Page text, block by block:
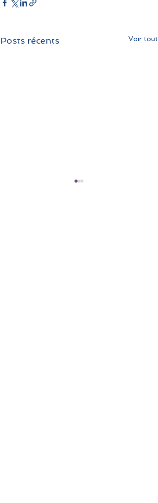
Posts récents Voir tout